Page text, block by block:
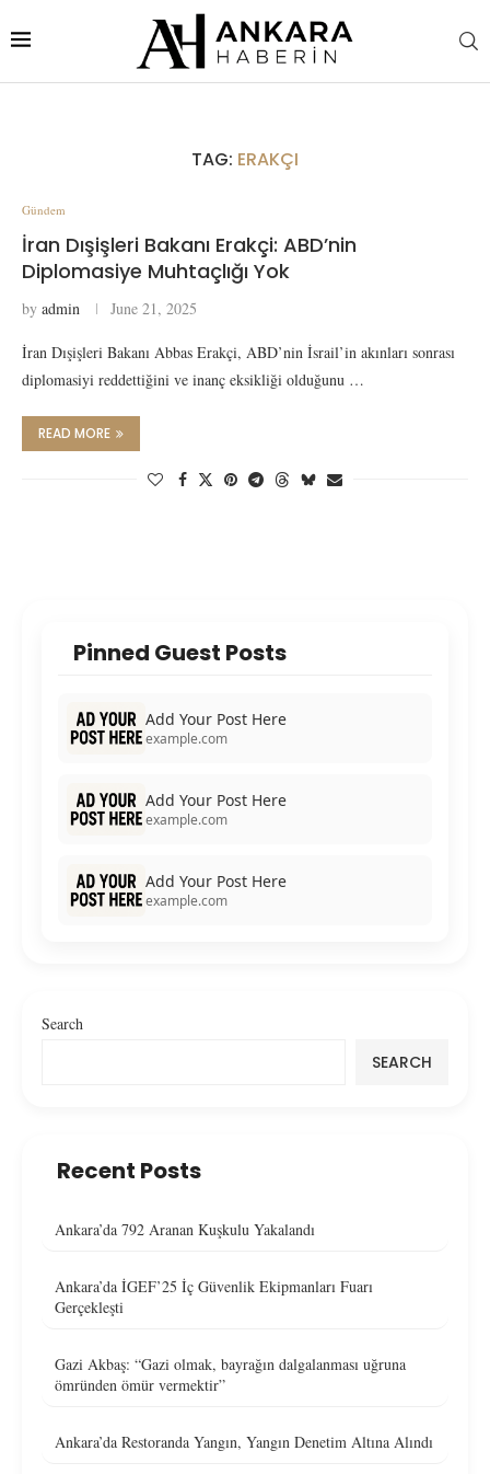
TAG: ERAKÇI
Gündem
İran Dışişleri Bakanı Erakçi: ABD’nin
Diplomasiye Muhtaçlığı Yok
by admin June 21, 2025
İran Dışişleri Bakanı Abbas Erakçi, ABD’nin İsrail’in akınları sonrası
diplomasiyi reddettiğini ve inanç eksikliği olduğunu …
READ MORE
Pinned Guest Posts
Add Your Post Here
example.com
Add Your Post Here
example.com
Add Your Post Here
example.com
Search
SEARCH
Recent Posts
Ankara’da 792 Aranan Kuşkulu Yakalandı
Ankara’da İGEF’25 İç Güvenlik Ekipmanları Fuarı
Gerçekleşti
Gazi Akbaş: “Gazi olmak, bayrağın dalgalanması uğruna
ömründen ömür vermektir”
Ankara’da Restoranda Yangın, Yangın Denetim Altına Alındı